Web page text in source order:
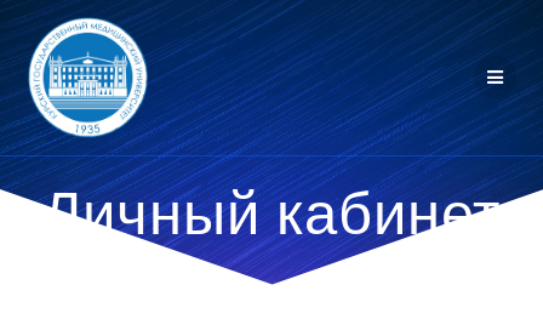
Личный кабинет